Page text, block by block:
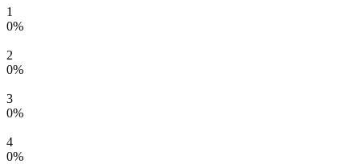
1
0%
2
0%
3
0%
4
0%